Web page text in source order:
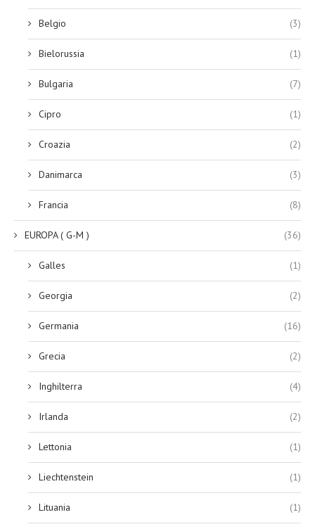
Belgio (3)
Bielorussia (1)
Bulgaria (7)
Cipro (1)
Croazia (2)
Danimarca (3)
Francia (8)
EUROPA ( G-M ) (36)
Galles (1)
Georgia (2)
Germania (16)
Grecia (2)
Inghilterra (4)
Irlanda (2)
Lettonia (1)
Liechtenstein (1)
Lituania (1)